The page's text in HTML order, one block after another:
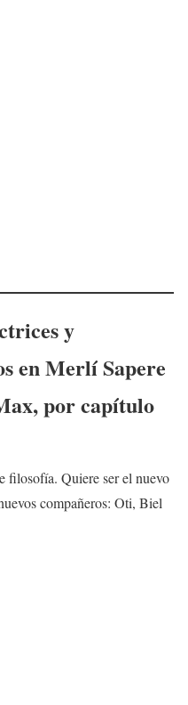
y
enMerlí Sapere
, por capítulo
filosofía. Quiere ser el nuevo
compañeros: Oti, Biel